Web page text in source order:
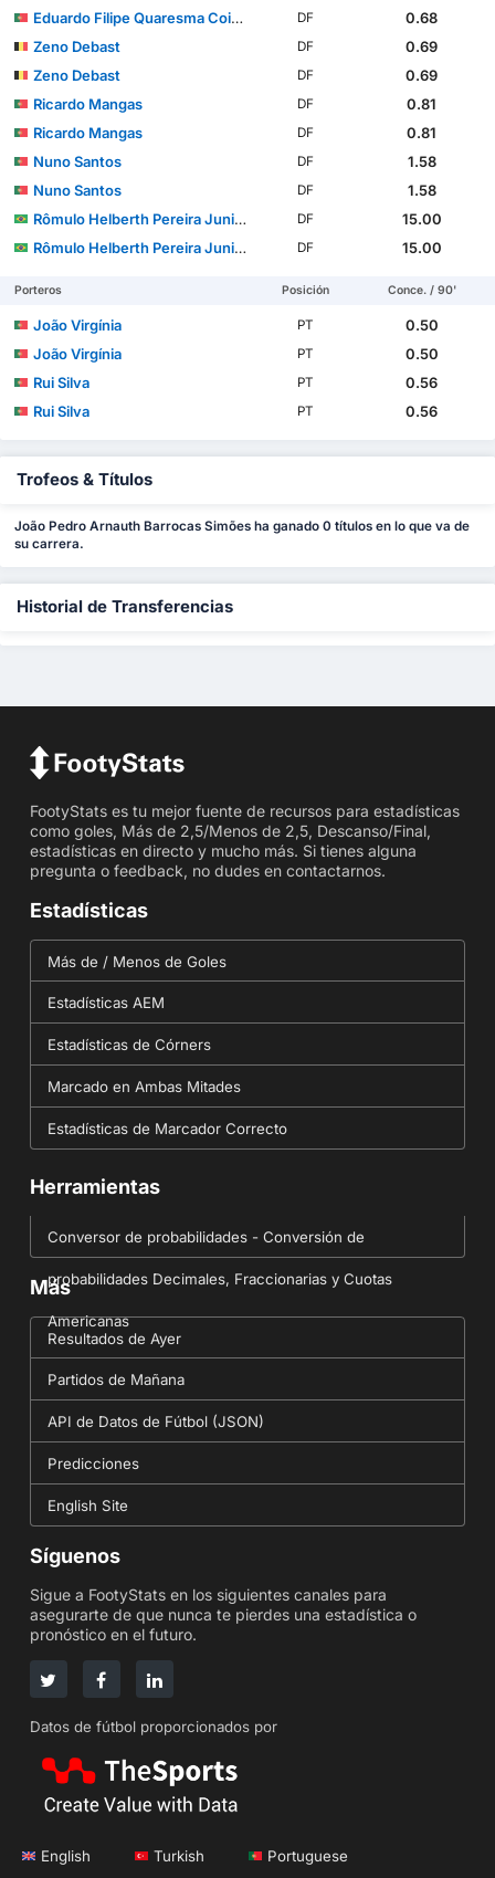
Eduardo Filipe Quaresma Coimbra Simões
DF
0.68
Zeno Debast
DF
0.69
Zeno Debast
DF
0.69
Ricardo Mangas
DF
0.81
Ricardo Mangas
DF
0.81
Nuno Santos
DF
1.58
Nuno Santos
DF
1.58
Rômulo Helberth Pereira Junior
DF
15.00
Rômulo Helberth Pereira Junior
DF 15.00
Porteros Posición Conce. / 90'
João Virgínia PT
0.50
João Virgínia
PT
0.50
Rui Silva
PT
0.56
Rui Silva
PT 0.56
Trofeos & Títulos
João Pedro Arnauth Barrocas Simões ha ganado 0 títulos en lo que va de
su carrera.
Historial de Transferencias
FootyStats es tu mejor fuente de recursos para estadísticas
como goles, Más de 2,5/Menos de 2,5, Descanso/Final,
estadísticas en directo y mucho más. Si tienes alguna
pregunta o feedback, no dudes en contactarnos.
Estadísticas
Más de / Menos de Goles
Estadísticas AEM
Estadísticas de Córners
Marcado en Ambas Mitades
Estadísticas de Marcador Correcto
Herramientas
Conversor de probabilidades - Conversión de
probabilidades Decimales, Fraccionarias y Cuotas
Americanas
Más
Resultados de Ayer
Partidos de Mañana
API de Datos de Fútbol (JSON)
Predicciones
English Site
Síguenos
Sigue a FootyStats en los siguientes canales para
asegurarte de que nunca te pierdes una estadística o
pronóstico en el futuro.
Datos de fútbol proporcionados por
English Turkish Portuguese